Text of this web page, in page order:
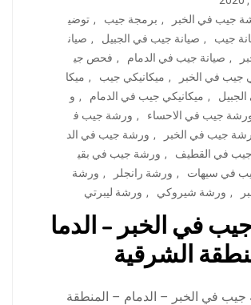
جيب في الخبر
, برمجة جيب , توضي
جيب , صيانة جيب في الجبيل , صيان
, صيانة جيب في الدمام , فحص جي
جيب في الخبر , ميكانيكي جيب , ميكا
, ميكانيكي جيب في الدمام , و
جيب في الاحساء , ورشة جيب ف
جيب في الخبر , ورشة جيب في الد
في القطيف , ورشة جيب في بقي
في سيهات , ورشة رانجلر , ورشة
, ورشة شيروكي , ورشة ليبرتي
في الخبر – الدما
الشرقية
في الخبر – الدمام – المنطقة